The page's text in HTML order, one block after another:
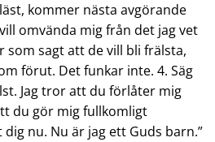
kommer nästa avgörande
omvända mig från det jag vet
som sagt att de vill bli frälsta,
förut. Det funkar inte. 4. Säg
Jag tror att du förlåter mig
du gör mig fullkomligt
nu. Nu är jag ett Guds barn.”